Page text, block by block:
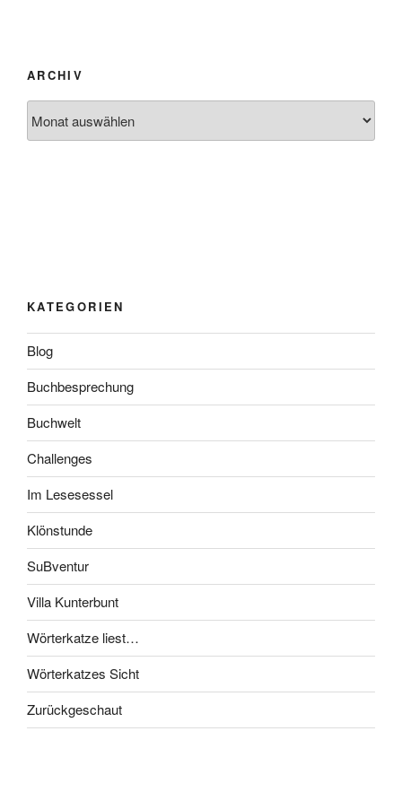
ARCHIV
KATEGORIEN
Blog
Buchbesprechung
Buchwelt
Challenges
Im Lesesessel
Klönstunde
SuBventur
Villa Kunterbunt
Wörterkatze liest…
Wörterkatzes Sicht
Zurückgeschaut